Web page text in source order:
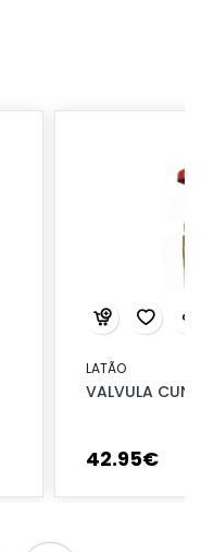
LATÃO
VALVULA
42.95€